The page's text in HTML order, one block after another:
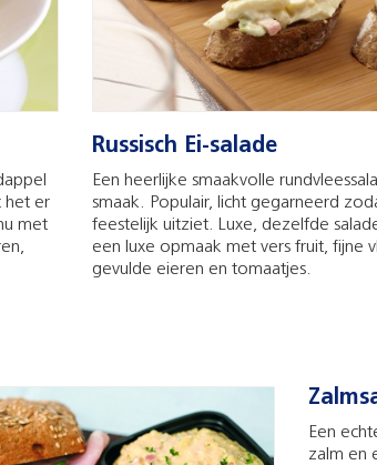
het er
met
Russisch Ei-salade
Een heerlijke smaakvolle
smaak. Populair, licht gegarneerd
feestelijk uitziet. Luxe, dezelfde
een luxe opmaak met vers fruit, fijne
gevulde eieren en tomaatjes.
Een
zalm en